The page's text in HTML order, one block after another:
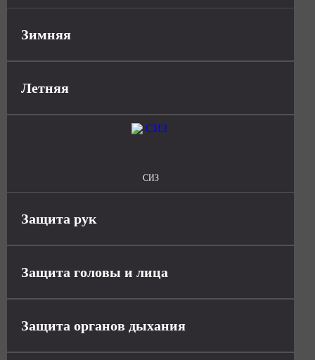
Зимняя
Летняя
СИЗ
Защита рук
Защита головы и лица
Защита органов дыхания